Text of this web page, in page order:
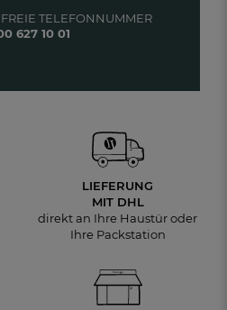
TELEFONNUMMER
627 10 01
LIEFERUNG
MIT DHL
direkt an Ihre Haustür oder
Ihre Packstation